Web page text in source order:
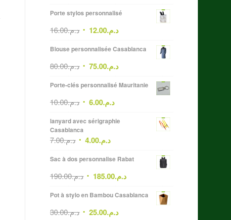
Porte stylos personnalisé
د.م.16.00 د.م.12.00
Blouse personnalisée Casablanca
د.م.80.00 د.م.75.00
Porte-clés personnalisé Mauritanie
د.م.10.00 د.م.6.00
lanyard avec sérigraphie
Casablanca
د.م.7.00 د.م.4.00
Sac à dos personnalise Rabat
د.م.190.00 د.م.185.00
Pot à stylo en Bambou Casablanca
د.م.30.00 د.م.25.00